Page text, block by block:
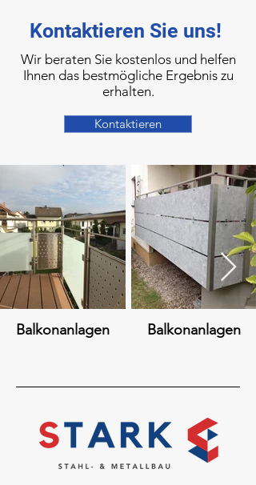
Kontaktieren Sie uns!
Wir beraten Sie kostenlos und helfen
Ihnen das bestmögliche Ergebnis zu
erhalten.
Kontaktieren
Balkonanlagen Balkonanlagen